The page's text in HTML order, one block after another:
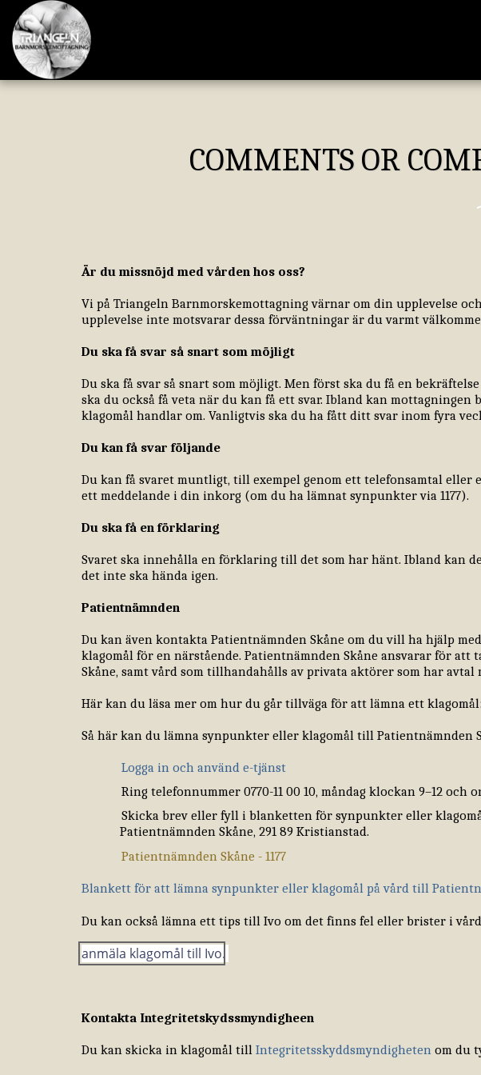
COMMENTS OR
Är du missnöjd med vården hos oss?
Vi på Triangeln Barnmorskemottagning värnar om din upplevelse
upplevelse inte motsvarar dessa förväntningar är du varmt
Du ska få svar så snart som möjligt
Du ska få svar så snart som möjligt. Men först ska du få en
ska du också få veta när du kan få ett svar. Ibland kan
klagomål handlar om. Vanligtvis ska du ha fått ditt svar inom fyra
Du kan få svar följande
Du kan få svaret muntligt, till exempel genom ett telefonsamtal eller
ett meddelande i din inkorg (om du ha lämnat synpunkter via 1177).
Du ska få en förklaring
Svaret ska innehålla en förklaring till det som har hänt. Ibland kan
det inte ska hända igen.
Patientnämnden
Du kan även kontakta Patientnämnden Skåne om du vill ha hjälp
klagomål för en närstående. Patientnämnden Skåne ansvarar för
Skåne, samt vård som tillhandahålls av privata aktörer som har
Här kan du läsa mer om hur du går tillväga för att lämna ett klagomål:
Så här kan du lämna synpunkter eller klagomål till Patientnämnden
Logga in och använd e-tjänst
Ring telefonnummer 0770-11 00 10, måndag klockan 9–12 och
Skicka brev eller fyll i blanketten för synpunkter eller
Patientnämnden Skåne, 291 89 Kristianstad.
Patientnämnden Skåne - 1177
Blankett för att lämna synpunkter eller klagomål på vård till
Du kan också lämna ett tips till Ivo om det finns fel eller brister i
anmäla klagomål till Ivo.
Kontakta Integritetskydssmyndigheen
Du kan skicka in klagomål till Integritetsskyddsmyndigheten om du